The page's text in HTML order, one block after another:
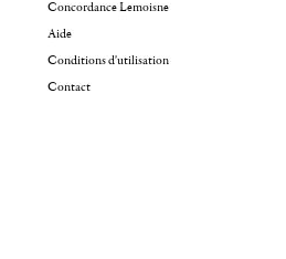
Concordance Lemoisne
Aide
Conditions d'utilisation
Contact